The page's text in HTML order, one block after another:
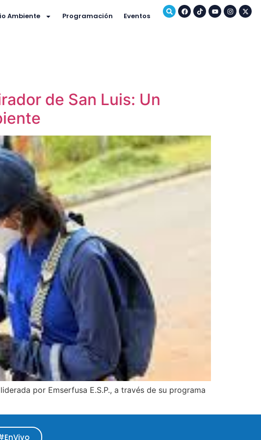
Ambiente Programación Eventos
de San Luis: Un
por Emserfusa E.S.P., a través de su programa